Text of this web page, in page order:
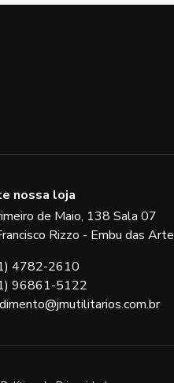
nossa loja
de Maio, 138 Sala 07
Rizzo - Embu das
4782-2610
96861-5122